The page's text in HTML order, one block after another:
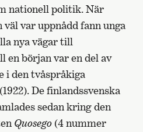
nationell politik. När
var uppnådd fann unga
nya vägar till
en början var en del av
i den tvåspråkiga
(1922). De finlandssvenska
sedan kring den
Quosego(4 nummer